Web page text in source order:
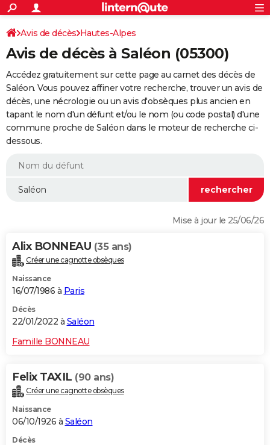
ACTUALITÉS
Politique
Société
Faits Divers
Education
Monde
Villes
+
SPORT
Coupe du monde 2026
Football
Tennis
Cyclisme
Rugby
Forum
Programme TV
TNT
Streaming
Cinéma
Sorties cinéma
Musique
+
FINANCE
Retraite
Epargne
Immobilier
Risques naturels par ville
Assurance
AUTO
Essais
Réserver un essai
Citadines
Berlines
SUV
Forum auto
+
HIGH-TECH
BRICOLAGE
WEEK-END
Alimentation
Guide de la santé
Maladies
Médicaments
Sommeil
VOYAGE
Destinations
City break
Voyage nature
Voyage de noces
Forum
Climat
+PHOTO
GUIDES D'ACHAT
Carte de Noël
Carte Bonne année
Carte Saint-Valentin
Carte Pâques
Carte d'anniversaire
DICTIONNAIRE
Dictionnaire
Biographies
Citations
Expressions
Proverbes
PROGRAMME TV
S'inscrire
Connexion
Avis de décès Hautes-Alpes
Avis de décès à Saléon (05300)
Accédez gratuitement sur cette page au carnet des décès de
Saléon. Vous pouvez affiner votre recherche, trouver un avis de
décès, une nécrologie ou un avis d'obsèques plus ancien en
tapant le nom d'un défunt et/ou le nom (ou code postal) d'une
commune proche de Saléon dans le moteur de recherche ci-
dessous.
Mise à jour le 25/06/26
Alix BONNEAU (35 ans)
Créer une cagnotte obsèques
Naissance
16/07/1986 à Paris
Décès
22/01/2022 à Saléon
Famille BONNEAU
Felix TAXIL (90 ans)
Créer une cagnotte obsèques
Naissance
06/10/1926 à Saléon
Décès